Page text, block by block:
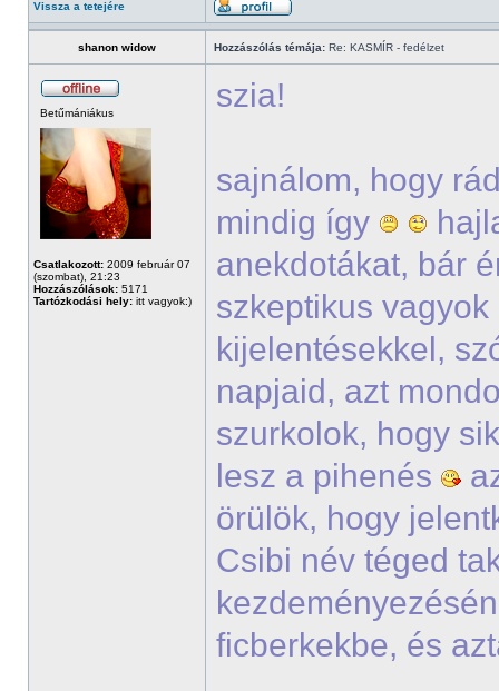
Vissza a tetejére
shanon widow Hozzászólás témája: Re: KASMÍR - fedélzet
Betűmániákus
Csatlakozott: 2009 február 07
(szombat), 21:23
Hozzászólások: 5171
Tartózkodási hely: itt vagyok:)
szia!
sajnálom, hogy
mindig így
anekdotákat, bár
szkeptikus
kijelentésekkel,
napjaid, azt
szurkolok, hogy
lesz a pihenés
örülök, hogy
Csibi név téged
ficberkekbe, és